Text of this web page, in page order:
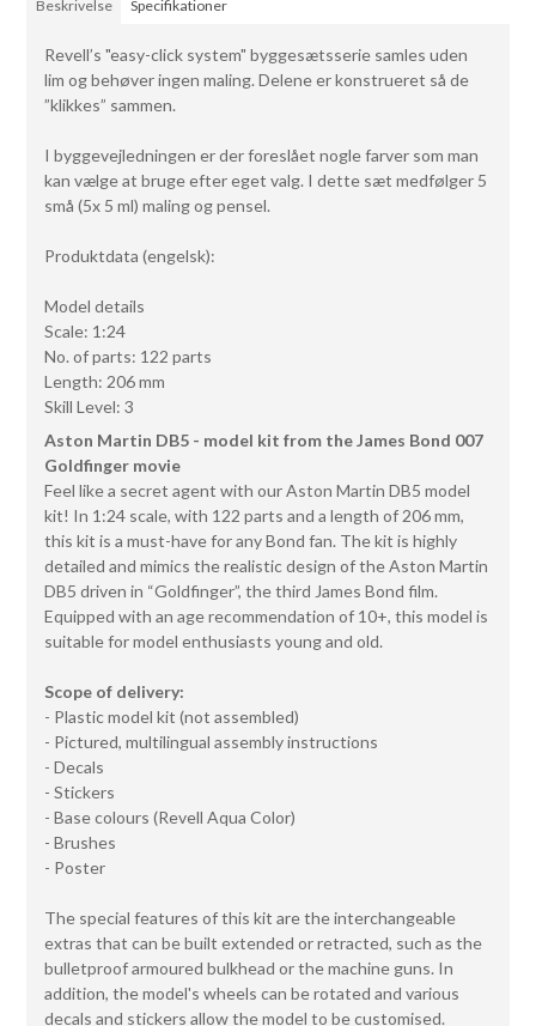
Beskrivelse Specifikationer
Revell’s "easy-click system" byggesætsserie samles uden
lim og behøver ingen maling. Delene er konstrueret så de
”klikkes” sammen.
I byggevejledningen er der foreslået nogle farver som man
kan vælge at bruge efter eget valg. I dette sæt medfølger 5
små (5x 5 ml) maling og pensel.
Produktdata (engelsk):
Model details
Scale: 1:24
No. of parts: 122 parts
Length: 206 mm
Skill Level: 3
Aston Martin DB5 - model kit from the James Bond 007
Goldfinger movie
Feel like a secret agent with our Aston Martin DB5 model
kit! In 1:24 scale, with 122 parts and a length of 206 mm,
this kit is a must-have for any Bond fan. The kit is highly
detailed and mimics the realistic design of the Aston Martin
DB5 driven in “Goldfinger”, the third James Bond film.
Equipped with an age recommendation of 10+, this model is
suitable for model enthusiasts young and old.
Scope of delivery:
- Plastic model kit (not assembled)
- Pictured, multilingual assembly instructions
- Decals
- Stickers
- Base colours (Revell Aqua Color)
- Brushes
- Poster
The special features of this kit are the interchangeable
extras that can be built extended or retracted, such as the
bulletproof armoured bulkhead or the machine guns. In
addition, the model's wheels can be rotated and various
decals and stickers allow the model to be customised.